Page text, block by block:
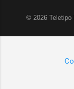
© 2026 Teletipo